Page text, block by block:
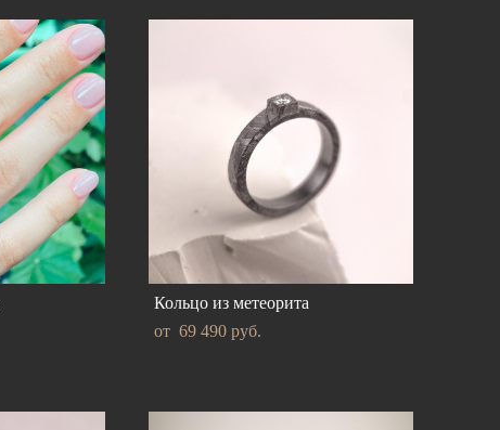
Кольцо из метеорита
от 69 490 pуб.